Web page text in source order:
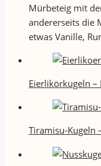
Mürbeteig mit
andererseits die
etwas Vanille,
Eierlikörkugeln –
Tiramisu-Kugeln